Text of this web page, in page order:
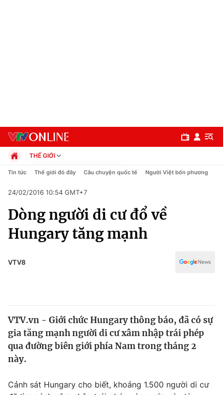
Chuyên mục
Chính trị
Thế giới
Tin tức
Thế giới đó đây
Tài chính
THẾ GIỚI
Chính trị
Pháp luật
Kinh tế
Thể thao
Truyền hình
Tin tức Thế giới đó đây Câu chuyện quốc tế Người Việt bốn phương
24/02/2016 10:54 GMT+7
Dòng người di cư đổ về
Hungary tăng mạnh
VTV8
VTV.vn - Giới chức Hungary thông báo, đã có sự
gia tăng mạnh người di cư xâm nhập trái phép
qua đường biên giới phía Nam trong tháng 2
này.
Cảnh sát Hungary cho biết, khoảng 1.500 người di cư